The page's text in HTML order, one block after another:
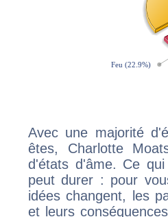
Avec une majorité
êtes, Charlotte
d'états d'âme. Ce
peut durer : pour
idées changent, les
et leurs